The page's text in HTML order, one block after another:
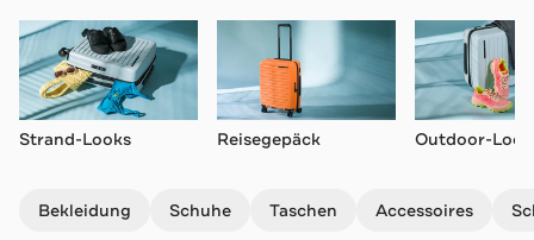
Strand-Looks Reisegepäck Outdoor-
Bekleidung Schuhe Taschen Accessoires